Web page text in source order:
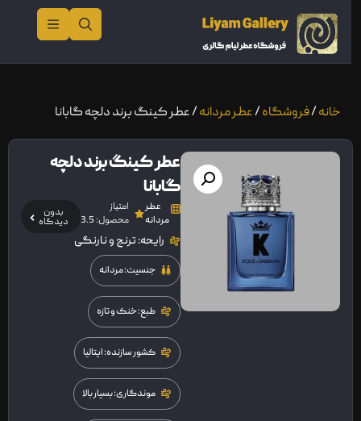
خانه/فروشگاه/عطر مردانه/ عطر کینگ برند دلچه گابانا
عطر کینگ برند دلچه
گابانا
عطر
مردانه
امتیاز
محصول: 3.5
بدون
دیدگاه
رایحه: ترنج و نارنگی
جنسیت: مردانه
طبع: خنک و تازه
کشور سازنده: ایتالیا
موندگاری: بسیار بالا